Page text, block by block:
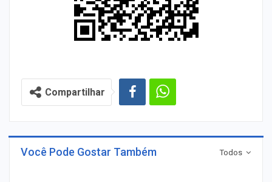
Compartilhar
Todos
Você Pode Gostar Também